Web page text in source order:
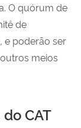
O quórum de
de
e poderão ser
meios
CAT